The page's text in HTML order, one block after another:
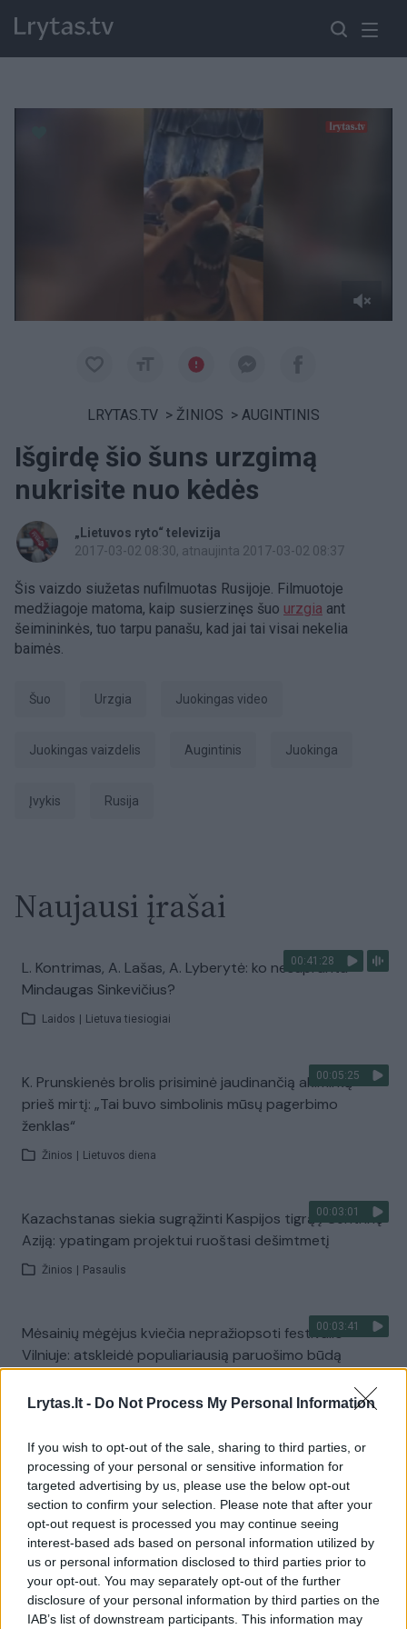
Lrytas.lt - Do Not Process My Personal Information
If you wish to opt-out of the sale, sharing to third parties, or
processing of your personal or sensitive information for
targeted advertising by us, please use the below opt-out
section to confirm your selection. Please note that after your
opt-out request is processed you may continue seeing
interest-based ads based on personal information utilized by
us or personal information disclosed to third parties prior to
your opt-out. You may separately opt-out of the further
disclosure of your personal information by third parties on the
IAB’s list of downstream participants. This information may
LRYTAS.TV > ŽINIOS > AUGINTINIS
Išgirdę šio šuns urzgimą
nukrisite nuo kėdės
„Lietuvos ryto“ televizija
2017-03-02 08:30, atnaujinta 2017-03-02 08:37
Šis vaizdo siužetas nufilmuotas Rusijoje. Filmuotoje
medžiagoje matoma, kaip susierzinęs šuo urzgia ant
šeimininkės, tuo tarpu panašu, kad jai tai visai nekelia
baimės.
Šuo urzgia juokingas video
juokingas vaizdelis augintinis juokinga
įvykis Rusija
Naujausi įrašai
00:41:28
L. Kontrimas, A. Lašas, A. Lyberytė: ko nesupranta
Mindaugas Sinkevičius?
Laidos Lietuva tiesiogiai
00:05:25
K. Prunskienės brolis prisiminė jaudinančią akimirką
prieš mirtį: „Tai buvo simbolinis mūsų pagerbimo
ženklas“
Žinios Lietuvos diena
00:03:01
Kazachstanas siekia sugrąžinti Kaspijos tigrą į Centrinę
Aziją: ypatingam projektui ruoštasi dešimtmetį
Žinios Pasaulis
00:03:41
Mėsainių mėgėjus kviečia nepražiopsoti festivalio
Vilniuje: atskleidė populiariausią paruošimo būdą
Visi įrašai
Žiūrimiausi įrašai
Pateikė daugiau detalių apie iš tėvų paimtus šešis
vaikus: jiems kilusi grėsmė